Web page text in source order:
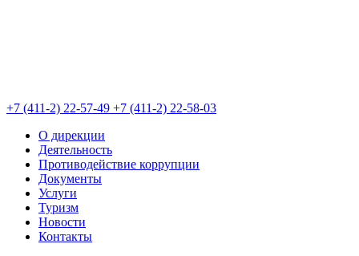
+7 (411-2) 22-57-49 +7 (411-2) 22-58-03
О дирекции
Деятельность
Противодействие коррупции
Документы
Услуги
Туризм
Новости
Контакты